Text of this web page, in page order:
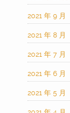
2021 年 9 月
2021 年 8 月
2021 年 7 月
2021 年 6 月
2021 年 5 月